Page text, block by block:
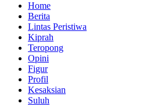
Home
Berita
Lintas Peristiwa
Kiprah
Teropong
Opini
Figur
Profil
Kesaksian
Suluh